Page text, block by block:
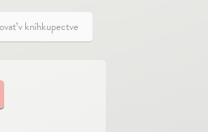
v kníhkupectve